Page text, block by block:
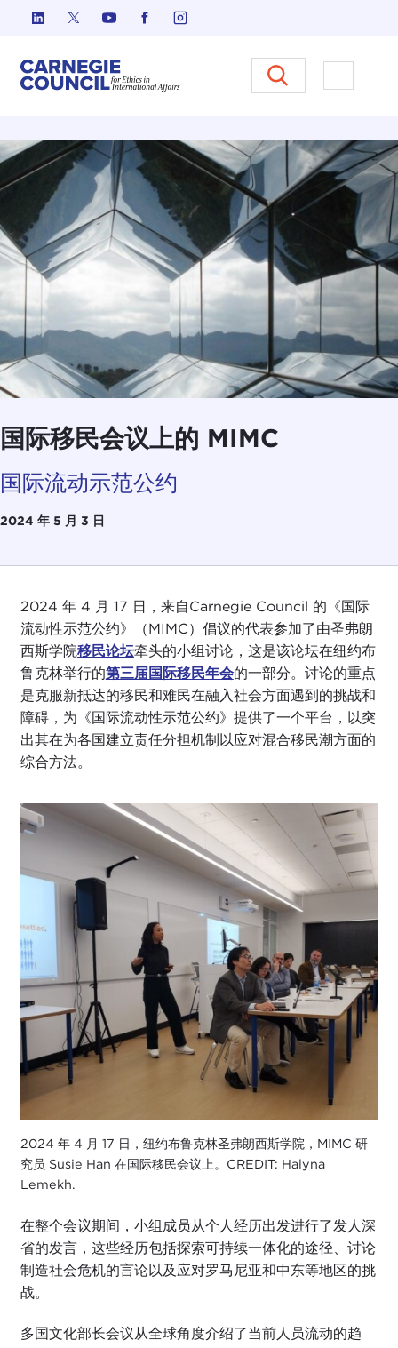
跳至内容
Carnegie Council 国际事务中的
打开菜单
国际移民会议上的 MIMC
国际流动示范公约
2024 年 5 月 3 日
2024 年 4 月 17 日，来自Carnegie Council 的《国际
流动性示范公约》（MIMC）倡议的代表参加了由圣弗朗
西斯学院移民论坛牵头的小组讨论，这是该论坛在纽约布
鲁克林举行的第三届国际移民年会的一部分。讨论的重点
是克服新抵达的移民和难民在融入社会方面遇到的挑战和
障碍，为《国际流动性示范公约》提供了一个平台，以突
出其在为各国建立责任分担机制以应对混合移民潮方面的
综合方法。
2024 年 4 月 17 日，纽约布鲁克林圣弗朗西斯学院，MIMC 研
究员 Susie Han 在国际移民会议上。CREDIT: Halyna
Lemekh.
在整个会议期间，小组成员从个人经历出发进行了发人深
省的发言，这些经历包括探索可持续一体化的途径、讨论
制造社会危机的言论以及应对罗马尼亚和中东等地区的挑
战。
多国文化部长会议从全球角度介绍了当前人员流动的趋